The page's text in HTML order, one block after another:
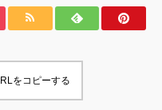
をコピーする